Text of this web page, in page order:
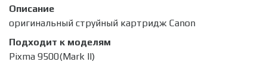
Описание
оригинальный струйный картридж Canon
Подходит к моделям
Pixma 9500(Mark II)